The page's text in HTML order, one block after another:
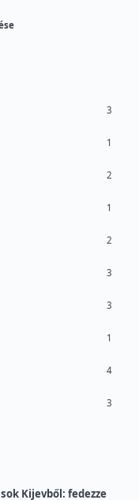
3
1
2
1
2
3
3
1
4
3
Kijevből: fedezze